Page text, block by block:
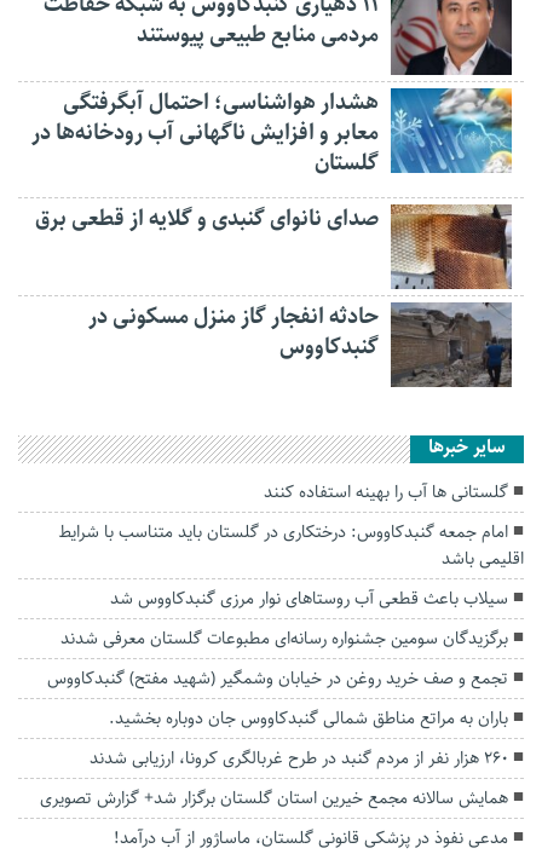
مردمی منابع طبیعی پیوستند
هشدار هواشناسی؛ احتمال آبگرفتگی
معابر و افزایش ناگهانی آب رودخانه‌ها در
گلستان
صدای نانوای گنبدی و گلایه از قطعی برق
حادثه انفجار گاز منزل مسکونی در
گنبدکاووس
سایر خبرها
گلستانی ها آب را بهینه استفاده کنند
امام جمعه گنبدکاووس: درختکاری‌ در گلستان باید متناسب با شرایط
اقلیمی باشد
سیلاب باعث قطعی آب روستاهای نوار مرزی گنبدکاووس شد
برگزیدگان سومین جشنواره رسانه‌ای مطبوعات گلستان معرفی شدند
تجمع و صف خرید روغن در خیابان وشمگیر (شهید مفتح) گنبدکاووس
باران به مراتع مناطق شمالی گنبدکاووس جان دوباره بخشید.
۲۶۰ هزار نفر از مردم گنبد در طرح غربالگری کرونا، ارزیابی شدند
همایش سالانه مجمع خیرین استان گلستان برگزار شد+ گزارش تصویری
مدعی نفوذ در پزشکی قانونی گلستان، ماساژور از آب درآمد!